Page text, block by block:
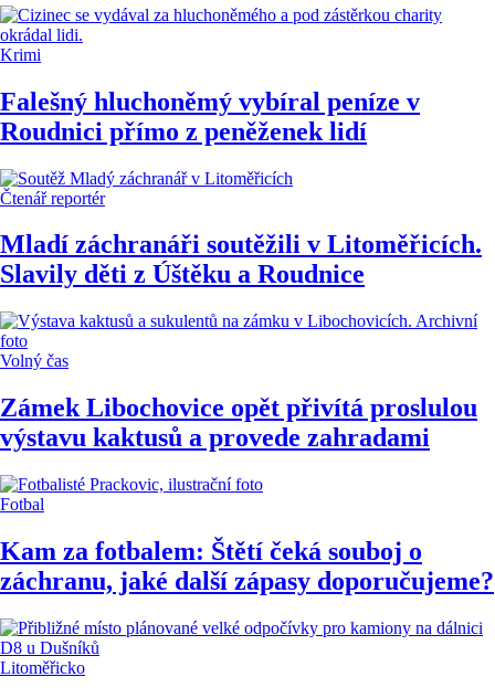
Krimi
Falešný hluchoněmý vybíral peníze v
Roudnici přímo z peněženek lidí
Čtenář reportér
Mladí záchranáři soutěžili v Litoměřicích.
Slavily děti z Úštěku a Roudnice
Volný čas
Zámek Libochovice opět přivítá proslulou
výstavu kaktusů a provede zahradami
Fotbal
Kam za fotbalem: Štětí čeká souboj o
záchranu, jaké další zápasy doporučujeme?
Litoměřicko